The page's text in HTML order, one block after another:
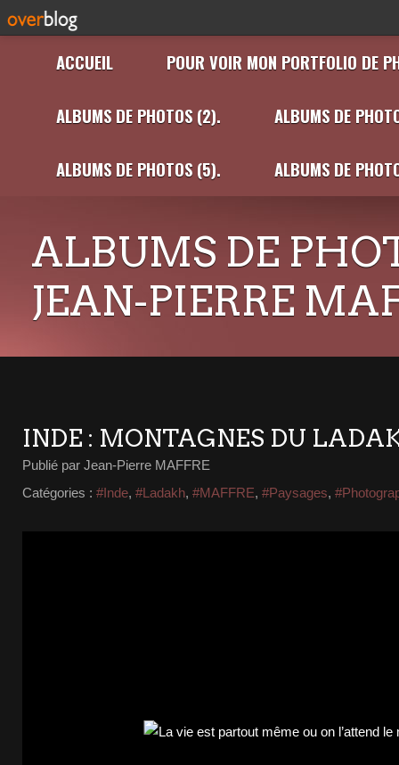
ACCUEIL POUR VOIR MON PORTFOLIO DE
ALBUMS DE PHOTOS (2). ALBUMS DE
ALBUMS DE PHOTOS (5). ALBUMS DE
ALBUMS DE
JEAN-PIERRE
INDE : MONTAGNES DU
Publié par Jean-Pierre MAFFRE
Catégories : #Inde, #Ladakh, #MAFFRE, #Paysages,